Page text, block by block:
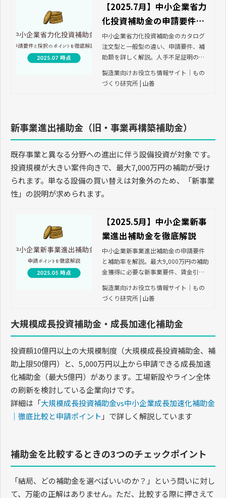
【2025.7月】中小企業省力
化投資補助金の申請要件と
採択のポイント | 製造業向
けお役立ち情報サイト｜も
のづくり研究所 | 山善
中小企業省力化投資補助金のカタログ
注文型と一般型の違い、申請要件、補
助額を詳しく解説。人手不足証明のポ
な申請のコツをご紹介します。
製造業向けお役立ち情報サイト｜もの
づくり研究所 | 山善
新事業進出補助金（旧・事業再構築補助金）
既存事業と異なる分野への進出に伴う設備投資が対象です。
投資規模が大きい案件向きで、最大7,000万円の補助が受け
られます。単なる設備の買い替えは対象外のため、「新事業
性」の説明が求められます。
【2025.5月】中小企業新事
業進出補助金を徹底解説
中小企業新事業進出補助金の申請要件
と補助率を解説。最大9,000万円の補助
金獲得に必要な新事業要件、賃金引上
製造業向けお役立ち情報サイト｜もの
づくり研究所 | 山善
大規模成長投資補助金・成長加速化補助金
投資額10億円以上の大規模制度（大規模成長投資補助金、補
助上限50億円）と、5,000万円以上から申請できる成長加速
化補助金（最大5億円）があります。工場新設やライン全体
の刷新を検討している企業向けです。
詳細は「大規模成長投資補助金vs中小企業成長加速化補助金
｜徹底比較と申請ポイント 」で詳しく解説しています
補助金を比較するときの3つのチェックポイント
「結局、どの補助金を選べばいいのか？」という問いに対し
て、万能の正解はありません。ただ、比較する際に押さえて